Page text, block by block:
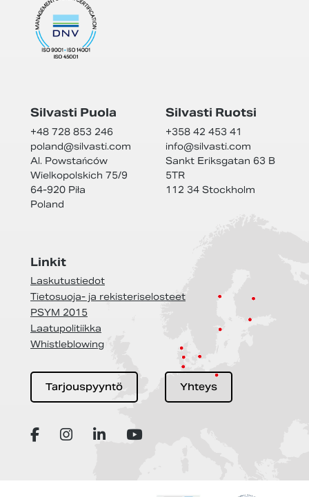
Silvasti Puola
+48 728 853 246
poland@silvasti.com
Al. Powstańców
Wielkopolskich 75/9
64-920 Piła
Poland
Silvasti Ruotsi
+358 42 453 41
info@silvasti.com
Sankt Eriksgatan 63 B
5TR
112 34 Stockholm
Linkit
Laskutustiedot
Tietosuoja- ja rekisteriselosteet
PSYM 2015
Laatupolitiikka
Whistleblowing
Tarjouspyyntö Yhteys